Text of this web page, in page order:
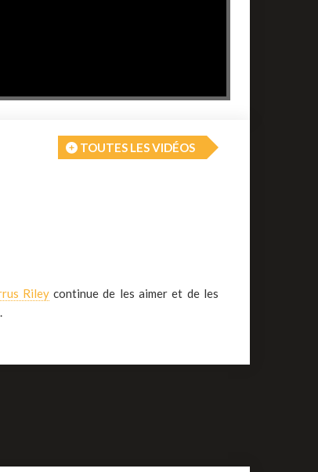
TOUTES LES VIDÉOS
Rileycontinue de les aimer et de les